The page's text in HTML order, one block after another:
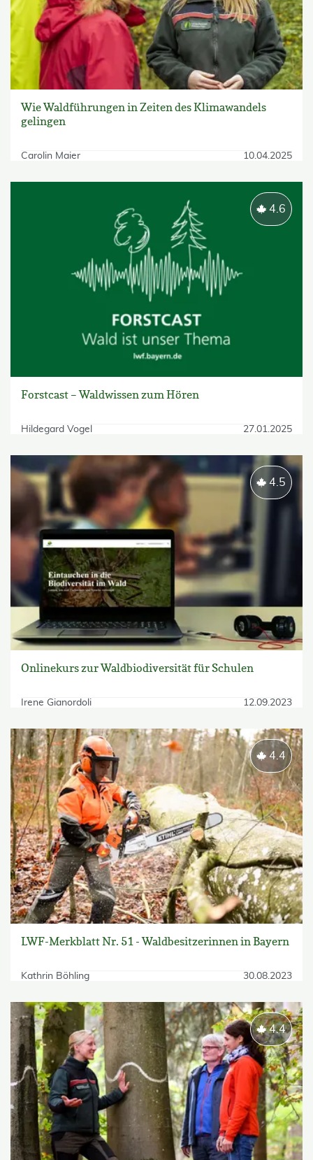
Wie Waldführungen in Zeiten des Klimawandels
gelingen
Carolin Maier 10.04.2025
Forstcast – Waldwissen zum Hören
Hildegard Vogel 27.01.2025
4.6
Onlinekurs zur Waldbiodiversität für Schulen
Irene Gianordoli 12.09.2023
4.5
LWF-Merkblatt Nr. 51 - Waldbesitzerinnen in Bayern
Kathrin Böhling 30.08.2023
4.4
4.4